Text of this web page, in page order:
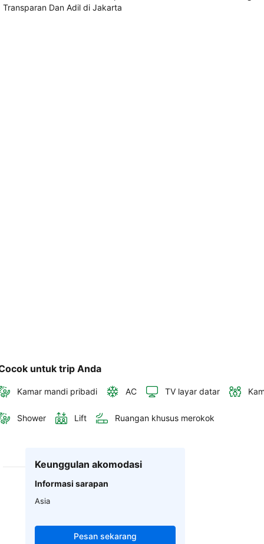
rincian
untuk trip Anda
Kamar mandi pribadi AC TV layar datar
Shower Lift Ruangan khusus merokok
Keunggulan akomodasi
Informasi sarapan
Asia
Pesan sekarang